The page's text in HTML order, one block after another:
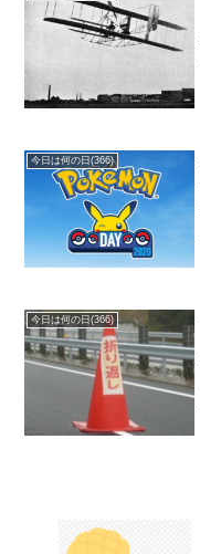
今日は何の日(366)
今日は何の日(366)